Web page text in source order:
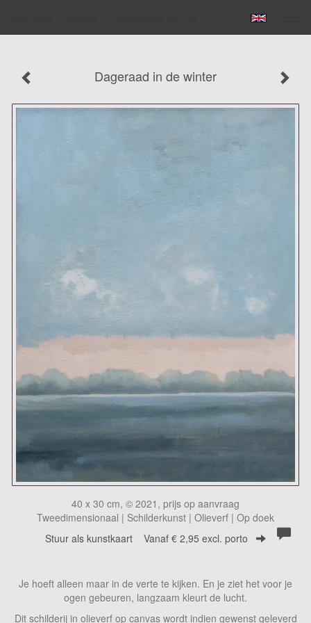
Dageraad in de winter
40 x 30 cm, © 2021, prijs op aanvraag
Tweedimensionaal | Schilderkunst | Olieverf | Op doek
Stuur als kunstkaart Vanaf € 2,95 excl. porto
Je hoeft alleen maar in de verte te kijken. En je ziet het voor je
ogen gebeuren, langzaam kleurt de lucht.
Dit schilderij in olieverf op canvas wordt indien gewenst geleverd